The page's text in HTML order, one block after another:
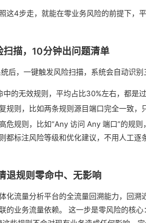
这4步走，就能在零业务风险的前提下，
描，10分钟出问题清单
后，一键触发风险扫描，系统会自动识别
的无效规则，平均占比30%左右，都是
规则，比如两条规则源目端口完全一致，
危规则，比如“Any 访问 Any 端口”的规
都标注风险等级和优化建议，不用人工逐
退规则零命中、无影响
化流量分析平台的全流量回溯能力，回
的业务流量依赖。 这一步是零风险的核